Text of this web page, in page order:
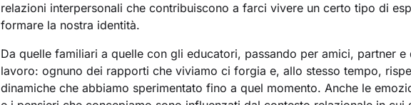
relazioni interpersonali che contribuiscono a farci vivere un certo tipo di
formare la nostra identità.
Da quelle familiari a quelle con gli educatori, passando per amici, partner e
lavoro: ognuno dei rapporti che viviamo ci forgia e, allo stesso tempo,
dinamiche che abbiamo sperimentato fino a quel momento. Anche le